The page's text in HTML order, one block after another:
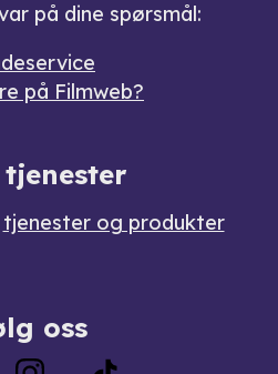
på dine spørsmål:
på Filmweb?
tjenester
tjenester og produkter
oss